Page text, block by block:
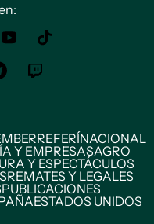
REFERÍNACIONAL
Y EMPRESASAGRO
Y ESPECTÁCULOS
REMATES Y LEGALES
PUBLICACIONES
ESTADOS UNIDOS